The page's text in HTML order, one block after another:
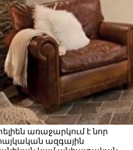
առաջարկում է նոր
հայկական ազգային